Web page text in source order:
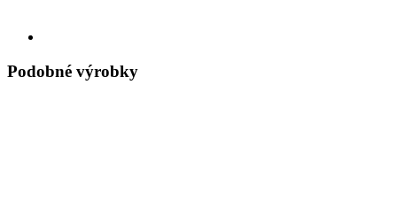
Podobné výrobky